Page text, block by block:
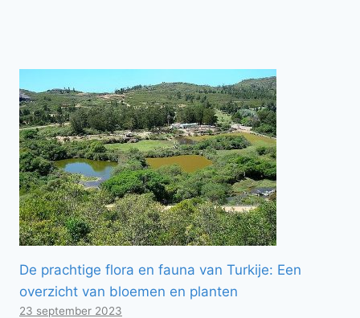
De prachtige flora en fauna van Turkije: Een
overzicht van bloemen en planten
23 september 2023